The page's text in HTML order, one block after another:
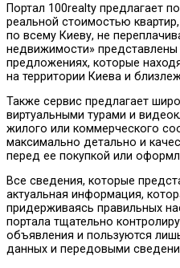
Портал 100realty предлагает
реальной стоимостью
по всему Киеву, не
недвижимости»
предложениях, которые
на территории Киева и
Также сервис предлагает
виртуальными турами и
жилого или коммерческого
максимально детально и
перед ее покупкой или
Все сведения, которые
актуальная информация,
придерживаясь правильных
портала тщательно
объявления и пользуются
данных и передовыми